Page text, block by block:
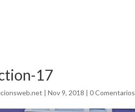
17
|Nov 9, 2018 |0 Comentarios